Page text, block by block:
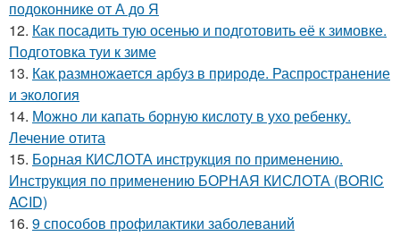
подоконнике от А до Я
12. Как посадить тую осенью и подготовить её к зимовке.
Подготовка туи к зиме
13. Как размножается арбуз в природе. Распространение
и экология
14. Можно ли капать борную кислоту в ухо ребенку.
Лечение отита
15. Борная КИСЛОТА инструкция по применению.
Инструкция по применению БОРНАЯ КИСЛОТА (BORIC
ACID)
16. 9 способов профилактики заболеваний